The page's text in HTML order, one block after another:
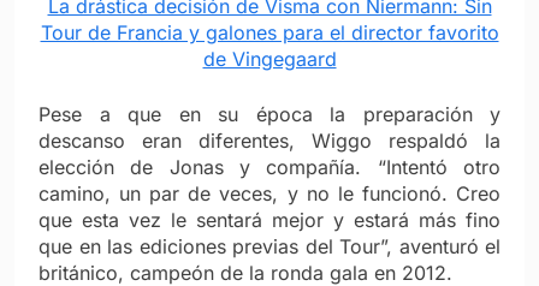
La drástica decisión de Visma con Niermann: Sin
Tour de Francia y galones para el director favorito
de Vingegaard
Pese a que en su época la preparación y
descanso eran diferentes, Wiggo respaldó la
elección de Jonas y compañía. “Intentó otro
camino, un par de veces, y no le funcionó. Creo
que esta vez le sentará mejor y estará más fino
que en las ediciones previas del Tour”, aventuró el
británico, campeón de la ronda gala en 2012.